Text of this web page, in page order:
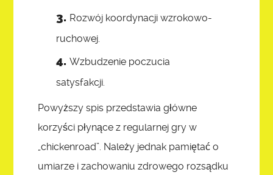
Rozwój koordynacji wzrokowo-
ruchowej.
Wzbudzenie poczucia
satysfakcji.
Powyższy spis przedstawia główne
korzyści płynące z regularnej gry w
„chickenroad”. Należy jednak pamiętać o
umiarze i zachowaniu zdrowego rozsądku